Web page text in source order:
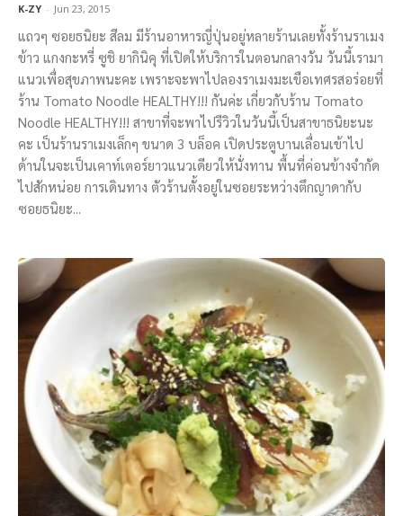
K-ZY - Jun 23, 2015
แถวๆ ซอยธนิยะ สีลม มีร้านอาหารญี่ปุ่นอยู่หลายร้านเลยทั้งร้านราเมง
ข้าว แกงกะหรี่ ซูชิ ยากินิคุ ที่เปิดให้บริการในตอนกลางวัน วันนี้เรามา
แนวเพื่อสุขภาพนะคะ เพราะจะพาไปลองราเมงมะเขือเทศรสอร่อยที่
ร้าน Tomato Noodle HEALTHY!!! กันค่ะ เกี่ยวกับร้าน Tomato
Noodle HEALTHY!!! สาขาที่จะพาไปรีวิวในวันนี้เป็นสาขาธนิยะนะ
คะ เป็นร้านราเมงเล็กๆ ขนาด 3 บล็อค เปิดประตูบานเลื่อนเข้าไป
ด้านในจะเป็นเคาท์เตอร์ยาวแนวเดียวให้นั่งทาน พื้นที่ค่อนข้างจำกัด
ไปสักหน่อย การเดินทาง ตัวร้านตั้งอยู่ในซอยระหว่างตึกญาดากับ
ซอยธนิยะ...